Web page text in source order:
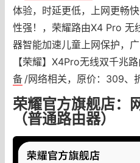
体验，时延更低，上网更畅
性强！，荣耀路由X4 Pro 无
器智能加速儿童上网保护，
【荣耀】X4Pro无线双千兆路
备 /网络相关，原价：309、
荣耀官方旗舰店：
（普通路由器）